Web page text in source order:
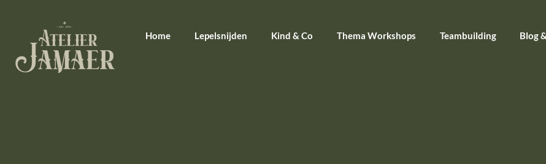
Home Lepelsnijden Kind & Co Thema Workshops Teambuilding Blog